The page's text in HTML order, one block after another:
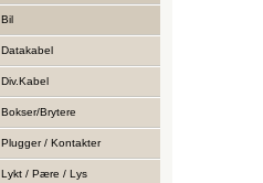
Bil
Datakabel
Div.Kabel
Bokser/Brytere
Plugger / Kontakter
Lykt / Pære / Lys